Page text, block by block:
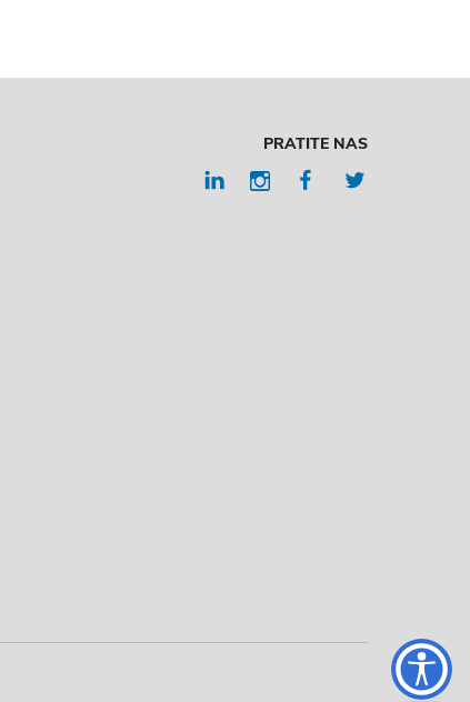
PRATITE NAS